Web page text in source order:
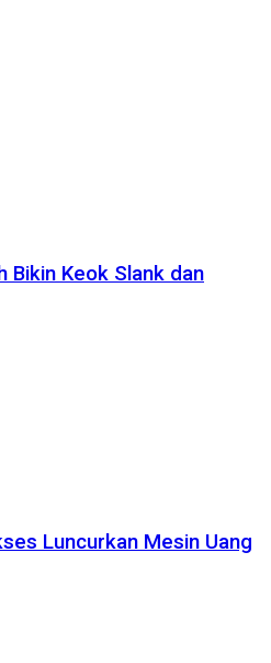
Bikin Keok Slank dan
Luncurkan Mesin Uang